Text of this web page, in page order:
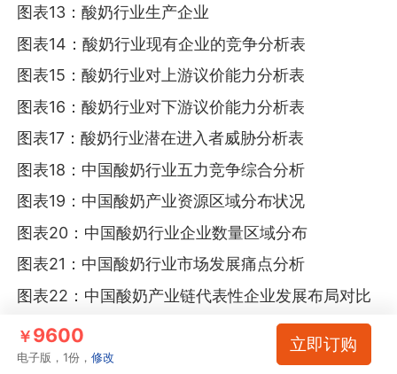
图表13：酸奶行业生产企业
图表14：酸奶行业现有企业的竞争分析表
图表15：酸奶行业对上游议价能力分析表
图表16：酸奶行业对下游议价能力分析表
图表17：酸奶行业潜在进入者威胁分析表
图表18：中国酸奶行业五力竞争综合分析
图表19：中国酸奶产业资源区域分布状况
图表20：中国酸奶行业企业数量区域分布
图表21：中国酸奶行业市场发展痛点分析
图表22：中国酸奶产业链代表性企业发展布局对比
图表23：内蒙古伊利实业集团股份有限公司发展历
程
￥9600
电子版，1份，修改
立即订购